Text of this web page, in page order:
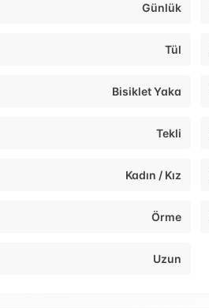
Günlük
Tül
Bisiklet Yaka
Tekli
Kadın / Kız
Örme
Uzun